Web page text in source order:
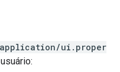
ui.proper